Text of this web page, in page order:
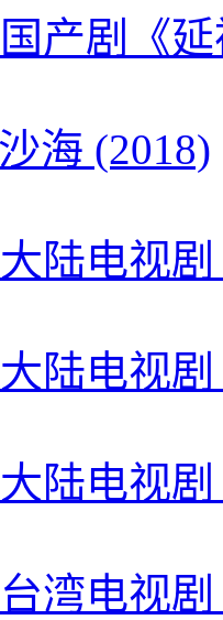
产剧《
海 (2018)
陆电视
陆电视
陆电视
湾电视